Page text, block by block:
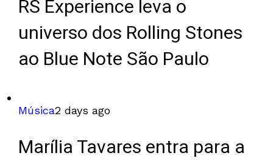
RS Experience leva o
universo dos Rolling Stones
ao Blue Note São Paulo
Música2 days ago
Marília Tavares entra para a